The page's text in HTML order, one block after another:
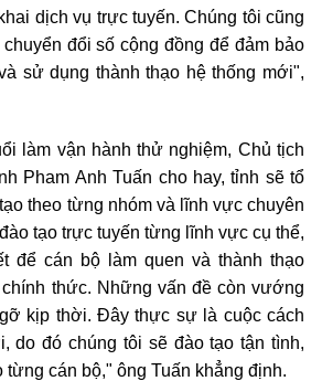
dịch vụ trực tuyến. Chúng tôi cũng
đổi số cộng đồng để đảm bảo
sử dụng thành thạo hệ thống mới",
làm vận hành thử nghiệm, Chủ tịch
Pham Anh Tuấn cho hay, tỉnh sẽ tổ
theo từng nhóm và lĩnh vực chuyên
tạo trực tuyến từng lĩnh vực cụ thể,
để cán bộ làm quen và thành thạo
thức. Những vấn đề còn vướng
kịp thời. Đây thực sự là cuộc cách
do đó chúng tôi sẽ đào tạo tận tình,
từng cán bộ," ông Tuấn khẳng định.